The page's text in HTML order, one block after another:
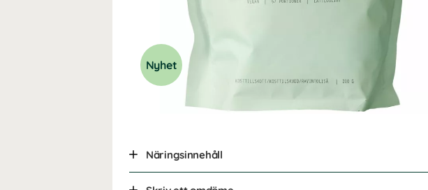
Nyhet
Näringsinnehåll